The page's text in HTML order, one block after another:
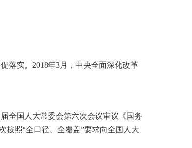
落实。2018年3月，中央全面深化改革
全国人大常委会第六次会议审议《国务
按照“全口径、全覆盖”要求向全国人大